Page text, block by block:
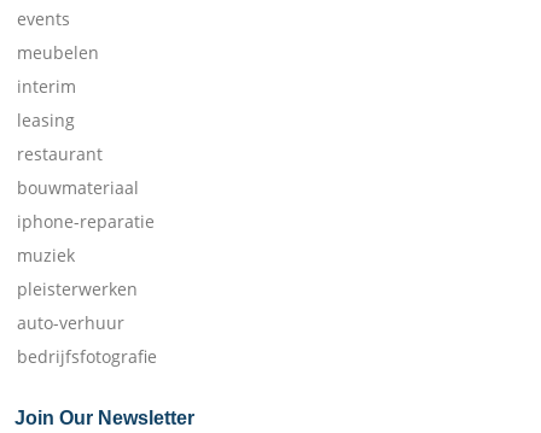
events
meubelen
interim
leasing
restaurant
bouwmateriaal
iphone-reparatie
muziek
pleisterwerken
auto-verhuur
bedrijfsfotografie
Join Our Newsletter